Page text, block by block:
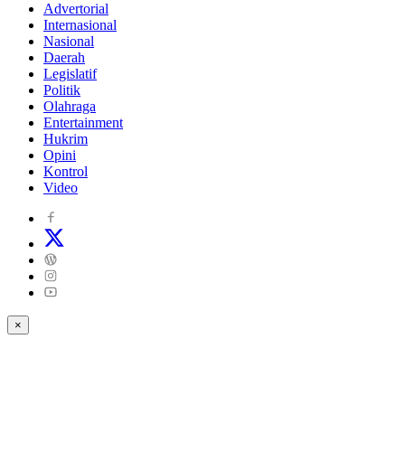
Advertorial
Internasional
Nasional
Daerah
Legislatif
Politik
Olahraga
Entertainment
Hukrim
Opini
Kontrol
Video
×